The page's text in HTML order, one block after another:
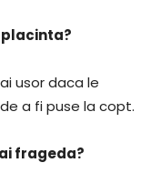
placinta?
usor daca le
a fi puse la copt.
frageda?